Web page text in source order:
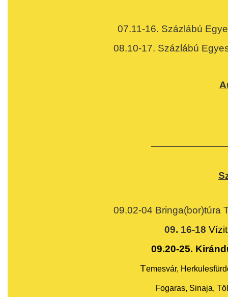
07.11-16. Százlábú
08.10-17. Százlábú
09.02-04 Bringa(bor)túra
09. 16-18
09.20-25.
Temesvár,
Fogaras, Sinaja,